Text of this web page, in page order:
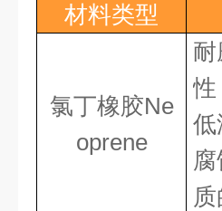
材料类型
氯丁橡胶Ne
oprene
性
低
质